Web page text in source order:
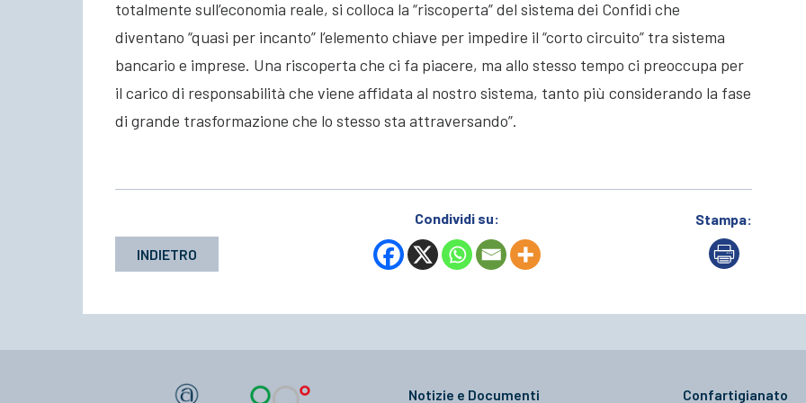
totalmente sull’economia reale, si colloca la “riscoperta” del sistema dei Confidi che
diventano “quasi per incanto” l’elemento chiave per impedire il “corto circuito” tra sistema
bancario e imprese. Una riscoperta che ci fa piacere, ma allo stesso tempo ci preoccupa per
il carico di responsabilità che viene affidata al nostro sistema, tanto più considerando la fase
di grande trasformazione che lo stesso sta attraversando”.
INDIETRO
Condividi su: Stampa:
Notizie e Documenti Confartigianato